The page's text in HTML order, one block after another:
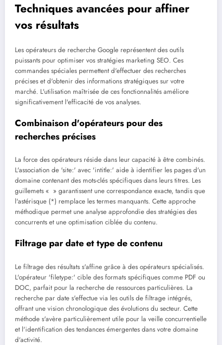
Techniques avancées pour affiner
vos résultats
Les opérateurs de recherche Google représentent des outils
puissants pour optimiser vos stratégies marketing SEO. Ces
commandes spéciales permettent d'effectuer des recherches
précises et d'obtenir des informations stratégiques sur votre
marché. L'utilisation maîtrisée de ces fonctionnalités améliore
significativement l'efficacité de vos analyses.
Combinaison d'opérateurs pour des
recherches précises
La force des opérateurs réside dans leur capacité à être combinés.
L'association de 'site:' avec 'intitle:' aide à identifier les pages d'un
domaine contenant des mots-clés spécifiques dans leurs titres. Les
guillemets « » garantissent une correspondance exacte, tandis que
l'astérisque (*) remplace les termes manquants. Cette approche
méthodique permet une analyse approfondie des stratégies des
concurrents et une optimisation ciblée du contenu.
Filtrage par date et type de contenu
Le filtrage des résultats s'affine grâce à des opérateurs spécialisés.
L'opérateur 'filetype:' cible des formats spécifiques comme PDF ou
DOC, parfait pour la recherche de ressources particulières. La
recherche par date s'effectue via les outils de filtrage intégrés,
offrant une vision chronologique des évolutions du secteur. Cette
méthode s'avère particulièrement utile pour la veille concurrentielle
et l'identification des tendances émergentes dans votre domaine
d'activité.